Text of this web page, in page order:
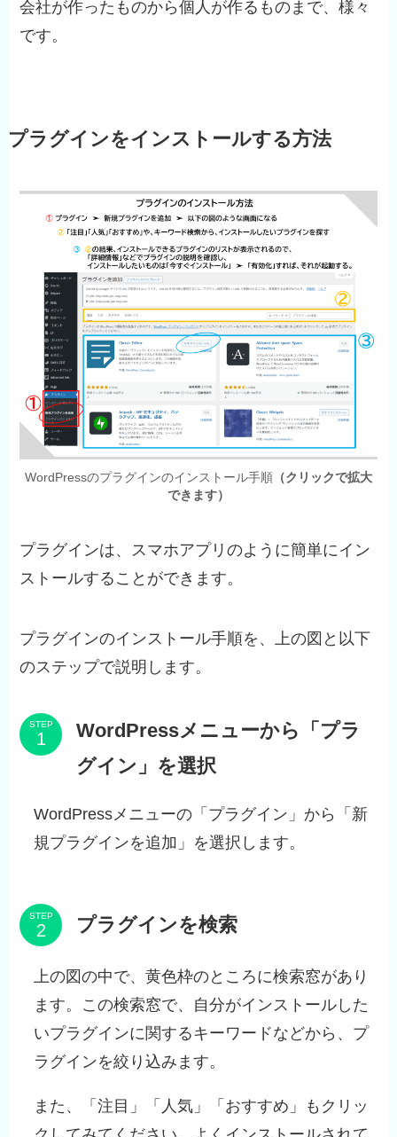
会社が作ったものから個人が作るものまで、様々
です。
プラグインをインストールする方法
WordPressのプラグインのインストール手順 （クリックで拡大
できます）
プラグインは、スマホアプリのように簡単にイン
ストールすることができます。
プラグインのインストール手順を、上の図と以下
のステップで説明します。
STEP
WordPressメニューから「プラ
グイン」を選択
WordPressメニューの「プラグイン」から「新
規プラグインを追加」を選択します。
STEP プラグインを検索
上の図の中で、黄色枠のところに検索窓があり
ます。この検索窓で、自分がインストールした
いプラグインに関するキーワードなどから、プ
ラグインを絞り込みます。
また、「注目」「人気」「おすすめ」もクリッ